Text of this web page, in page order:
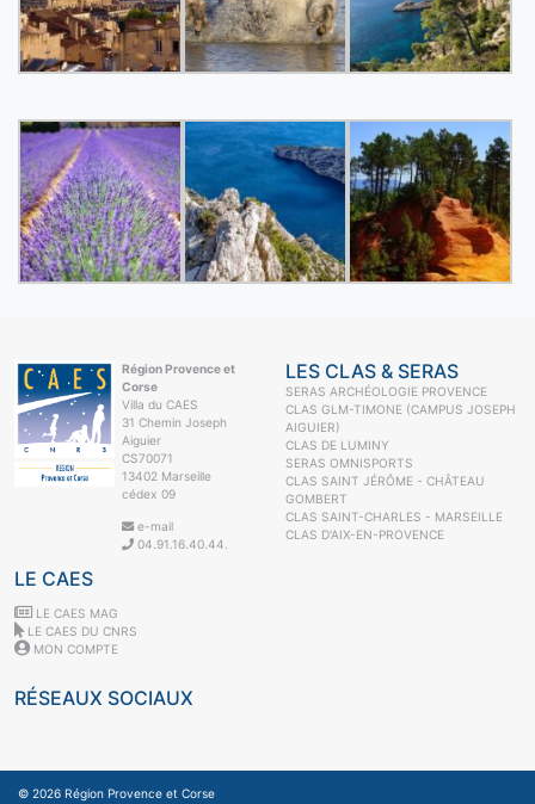
Région Provence et
Corse
Villa du CAES
31 Chemin Joseph
Aiguier
CS70071
13402 Marseille
cédex 09
e-mail
04.91.16.40.44.
LES CLAS & SERAS
SERAS ARCHÉOLOGIE PROVENCE
CLAS GLM-TIMONE (CAMPUS JOSEPH
AIGUIER)
CLAS DE LUMINY
SERAS OMNISPORTS
CLAS SAINT JÉRÔME - CHÂTEAU
GOMBERT
CLAS SAINT-CHARLES - MARSEILLE
CLAS D'AIX-EN-PROVENCE
LE CAES
LE CAES MAG
LE CAES DU CNRS
MON COMPTE
RÉSEAUX SOCIAUX
© 2026 Région Provence et Corse